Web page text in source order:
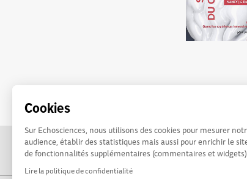
Cookies
Sur Echosciences, nous utilisons des cookies pour mesurer
audience, établir des statistiques mais aussi pour enrichir le
de fonctionnalités supplémentaires (commentaires et
Lire la politique de confidentialité